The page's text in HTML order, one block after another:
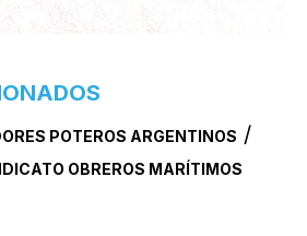
POTEROS ARGENTINOS /
OBREROS MARÍTIMOS